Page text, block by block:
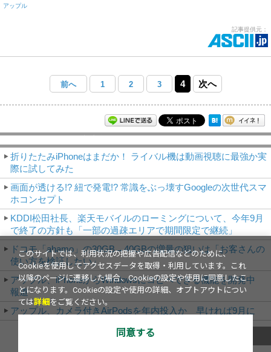
アップル
記事提供元：
前へ 1 2 3 4 次へ
折りたたみiPhoneはまだか！ ライバル機は動画視聴に最強か実
際に試してみた
画面が透ける!? 紐で発電!? 常識をぶっ壊すGoogleの次世代スマ
ホコンセプト
KDDI松田社長、楽天モバイルのローミングについて、今年9月
で終了の方針も「一部の過疎エリアで期間限定で継続」
ドコモ「ahamo」の30GB→40GBの増量の狙いは「お客さんの
使い方を検証したい」
アップル、iPhoneからWindowsにコピペできる機能を開発中
報道
アップル、カメラ付きAirPodsを年内投入か 早ければ9月に
これまでのNews
このサイトでは、利用状況の把握や広告配信などのために、
Cookieを使用してアクセスデータを取得・利用しています。これ
以降のページに遷移した場合、Cookieの設定や使用に同意したこ
とになります。Cookieの設定や使用の詳細、オプトアウトについ
ては詳細をご覧ください。
同意する